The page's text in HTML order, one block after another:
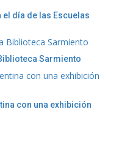
el día de las Escuelas
Sarmiento
con una exhibición